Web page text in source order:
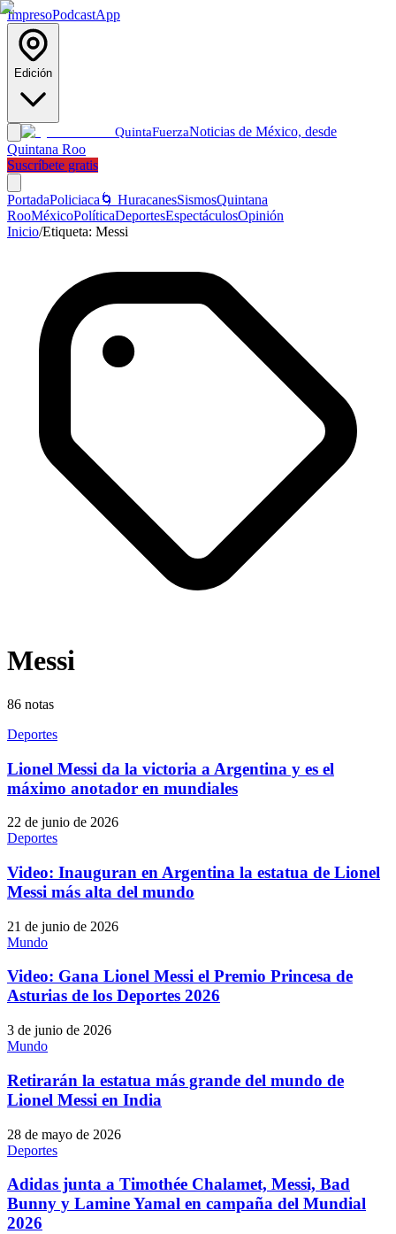
ImpresoPodcastApp
Edición
QuintaFuerzaNoticias de México, desde
Quintana Roo
Suscríbete gratis
PortadaPoliciaca 🌀 HuracanesSismosQuintana
RooMéxicoPolíticaDeportesEspectáculosOpinión
Inicio/Etiqueta: Messi
Messi
86 notas
Deportes
Lionel Messi da la victoria a Argentina y es el
máximo anotador en mundiales
22 de junio de 2026
Deportes
Video: Inauguran en Argentina la estatua de Lionel
Messi más alta del mundo
21 de junio de 2026
Mundo
Video: Gana Lionel Messi el Premio Princesa de
Asturias de los Deportes 2026
3 de junio de 2026
Mundo
Retirarán la estatua más grande del mundo de
Lionel Messi en India
28 de mayo de 2026
Deportes
Adidas junta a Timothée Chalamet, Messi, Bad
Bunny y Lamine Yamal en campaña del Mundial
2026